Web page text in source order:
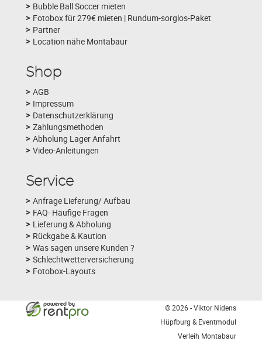
Bubble Ball Soccer mieten
Fotobox für 279€ mieten | Rundum-sorglos-Paket
Partner
Location nähe Montabaur
Shop
AGB
Impressum
Datenschutzerklärung
Zahlungsmethoden
Abholung Lager Anfahrt
Video-Anleitungen
Service
Anfrage Lieferung/ Aufbau
FAQ- Häufige Fragen
Lieferung & Abholung
Rückgabe & Kaution
Was sagen unsere Kunden ?
Schlechtwetterversicherung
Fotobox-Layouts
© 2026 - Viktor Nidens
Hüpfburg & Eventmodul
Verleih Montabaur